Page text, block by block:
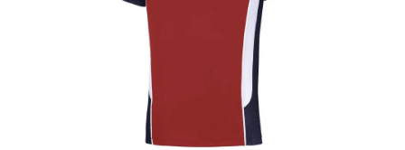
VELIKOSTNÍ TABULKY